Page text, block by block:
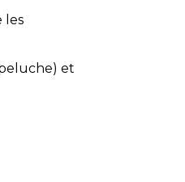
les
et